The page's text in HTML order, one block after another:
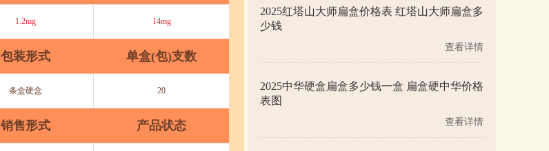
1.2mg 14mg
包装形式 单盒(包)支数
条盒硬盒 20
销售形式 产品状态
2025红塔山大师扁盒价格表 红塔山大师扁盒多
少钱
查看详情
2025中华硬盒扁盒多少钱一盒 扁盒硬中华价格
表图
查看详情